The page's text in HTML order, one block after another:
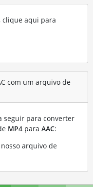
clique aqui para
com um arquivo de
seguir para converter
MP4para AAC:
arquivo de